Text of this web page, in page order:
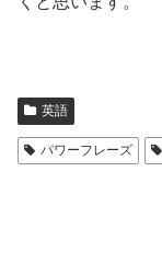
英語
パワーフレーズ